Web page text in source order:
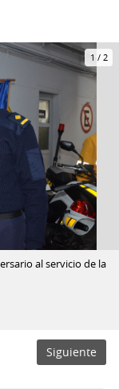
1 / 2
al servicio de la
Siguiente